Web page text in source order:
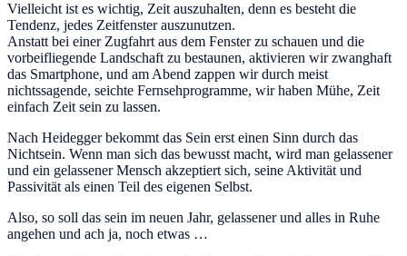
Vielleicht ist es wichtig, Zeit auszuhalten, denn es besteht die
Tendenz, jedes Zeitfenster auszunutzen.
Anstatt bei einer Zugfahrt aus dem Fenster zu schauen und die
vorbeifliegende Landschaft zu bestaunen, aktivieren wir zwanghaft
das Smartphone, und am Abend zappen wir durch meist
nichtssagende, seichte Fernsehprogramme, wir haben Mühe, Zeit
einfach Zeit sein zu lassen.
Nach Heidegger bekommt das Sein erst einen Sinn durch das
Nichtsein. Wenn man sich das bewusst macht, wird man gelassener
und ein gelassener Mensch akzeptiert sich, seine Aktivität und
Passivität als einen Teil des eigenen Selbst.
Also, so soll das sein im neuen Jahr, gelassener und alles in Ruhe
angehen und ach ja, noch etwas …